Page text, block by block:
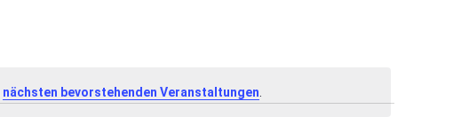
nächsten bevorstehenden Veranstaltungen